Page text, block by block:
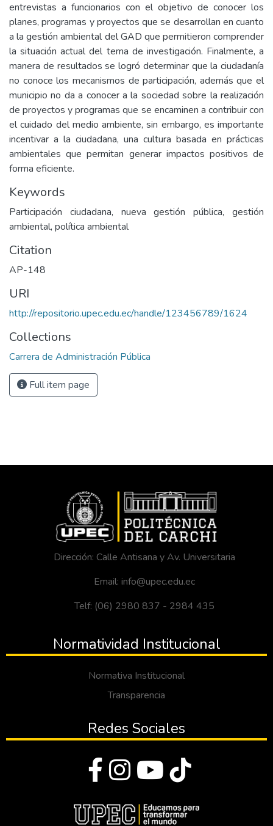
entrevistas a funcionarios con el objetivo de conocer los
planes, programas y proyectos que se desarrollan en cuanto
a la gestión ambiental del GAD que permitieron comprender
la situación actual del tema de investigación. Finalmente, a
manera de resultados se logró determinar que la ciudadanía
no conoce los mecanismos de participación, además que el
municipio no da a conocer a la sociedad sobre la realización
de proyectos y programas que se encaminen a contribuir con
el cuidado del medio ambiente, sin embargo, es importante
incentivar a la ciudadana, una cultura basada en prácticas
ambientales que permitan generar impactos positivos de
forma eficiente.
Keywords
Participación ciudadana, nueva gestión pública, gestión
ambiental, política ambiental
Citation
AP-148
URI
http://repositorio.upec.edu.ec/handle/123456789/1624
Collections
Carrera de Administración Pública
Full item page
Dirección: Calle Antisana y Av. Universitaria
Email: info@upec.edu.ec
Telf: (06) 2980 837 - 2984 435
Normatividad Institucional
Normativa Institucional
Transparencia
Redes Sociales